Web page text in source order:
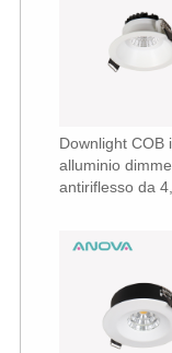
Downlight COB
alluminio
antiriflesso da